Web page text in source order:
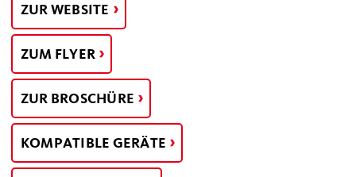
ZUR WEBSITE
ZUM FLYER
ZUR BROSCHÜRE
KOMPATIBLE GERÄTE